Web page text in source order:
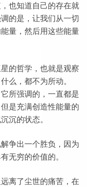
也知道自己的存在就
的是，让我们从一切
量，然后用这些能量
的哲学，也就是观察
么，都不为所动。
所强调的，一直都是
是充满创造性能量的
沉的状态。
争出一个胜负，因为
无穷的价值的。
离了尘世的痛苦，在